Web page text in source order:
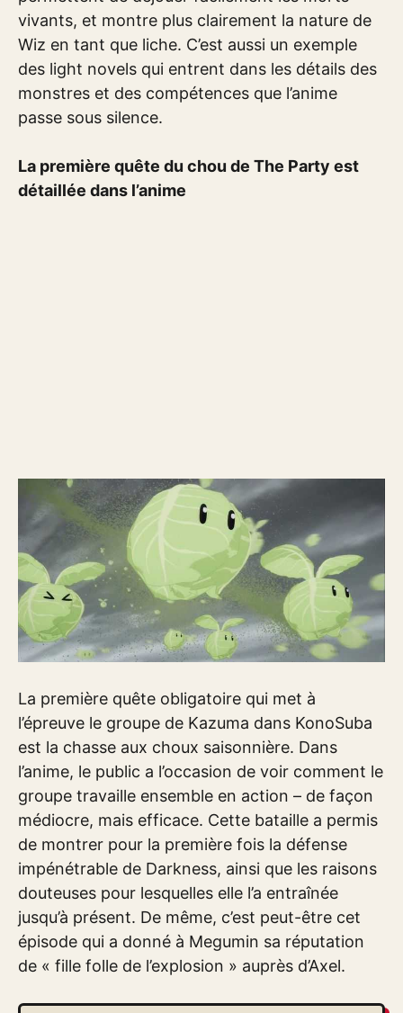
vivants, et montre plus clairement la nature de
Wiz en tant que liche. C’est aussi un exemple
des light novels qui entrent dans les détails des
monstres et des compétences que l’anime
passe sous silence.
La première quête du chou de The Party est
détaillée dans l’anime
La première quête obligatoire qui met à
l’épreuve le groupe de Kazuma dans KonoSuba
est la chasse aux choux saisonnière. Dans
l’anime, le public a l’occasion de voir comment le
groupe travaille ensemble en action – de façon
médiocre, mais efficace. Cette bataille a permis
de montrer pour la première fois la défense
impénétrable de Darkness, ainsi que les raisons
douteuses pour lesquelles elle l’a entraînée
jusqu’à présent. De même, c’est peut-être cet
épisode qui a donné à Megumin sa réputation
de « fille folle de l’explosion » auprès d’Axel.